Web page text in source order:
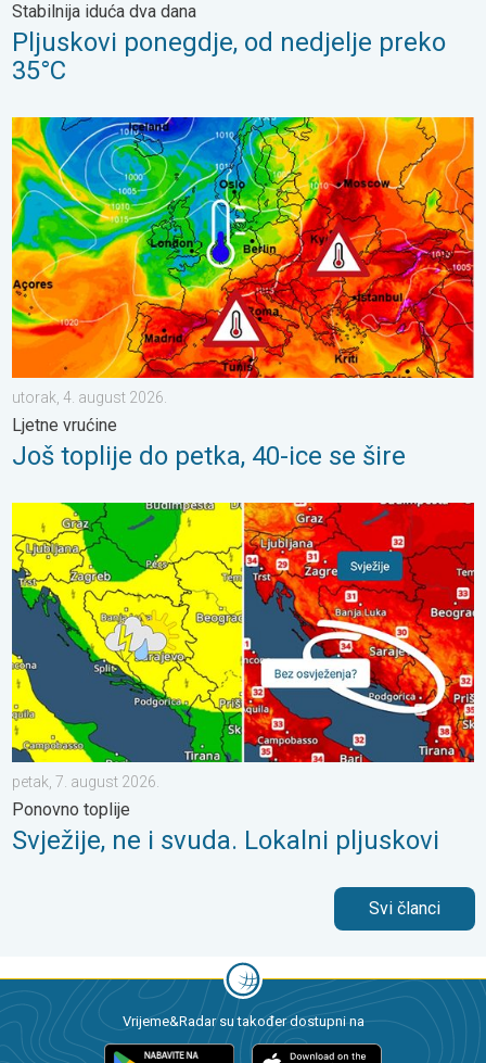
Stabilnija iduća dva dana
Pljuskovi ponegdje, od nedjelje preko
35°C
Još toplije do petka, 40-ice se šire. Ljetne vrućine. . . utorak,
utorak, 4. august 2026.
Ljetne vrućine
Još toplije do petka, 40-ice se šire
Svježije, ne i svuda. Lokalni pljuskovi. Ponovno toplije. . .
petak, 7. august 2026.
Ponovno toplije
Svježije, ne i svuda. Lokalni pljuskovi
Svi članci
Vrijeme&Radar su također dostupni na